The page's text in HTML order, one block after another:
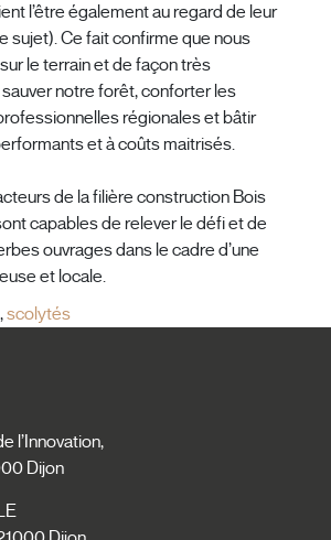
l’être également au regard de leur
sujet). Ce fait confirme que nous
le terrain et de façon très
notre forêt, conforter les
régionales et bâtir
et à coûts maitrisés.
de la filière construction Bois
capables de relever le défi et de
ouvrages dans le cadre d’une
et locale.
,scolytés
l’Innovation,
Dijon